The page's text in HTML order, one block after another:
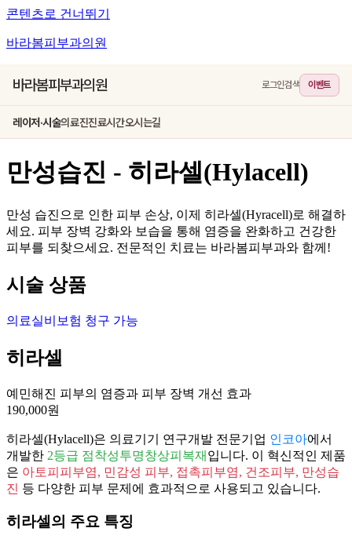
콘텐츠로 건너뛰기
바라봄피부과의원
바라봄피부과의원 로그인검색 이벤트
레이저·시술의료진진료시간오시는길
만성습진 - 히라셀(Hylacell)
만성 습진으로 인한 피부 손상, 이제 히라셀(Hyracell)로 해결하
세요. 피부 장벽 강화와 보습을 통해 염증을 완화하고 건강한
피부를 되찾으세요. 전문적인 치료는 바라봄피부과와 함께!
시술 상품
의료실비보험 청구 가능
히라셀
예민해진 피부의 염증과 피부 장벽 개선 효과
190,000원
히라셀(Hylacell)은 의료기기 연구개발 전문기업 인코아에서
개발한 2등급 점착성투명창상피복재 입니다. 이 혁신적인 제품
은 아토피피부염, 민감성 피부, 접촉피부염, 건조피부, 만성습
진 등 다양한 피부 문제에 효과적으로 사용되고 있습니다.
히라셀의 주요 특징